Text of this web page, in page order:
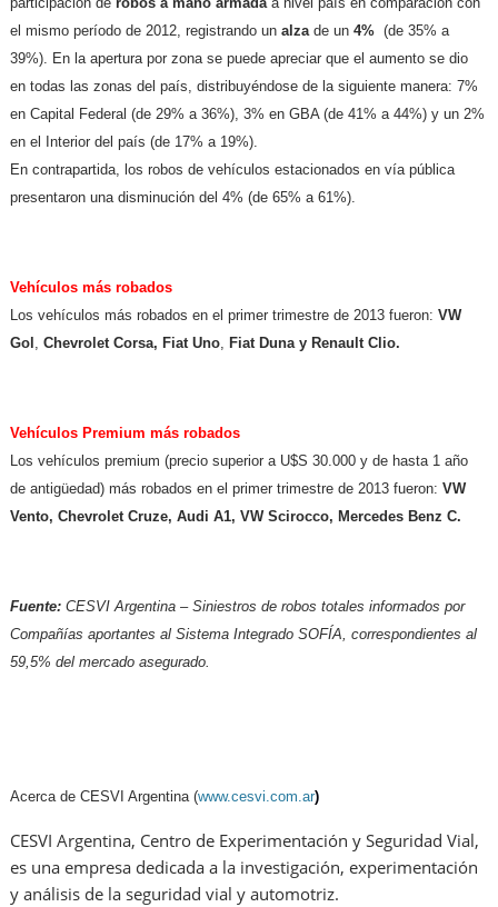
el mismo período de 2012, registrando unalzade un4% (de 35% a
39%). En la apertura por zona se puede apreciar que el aumento se dio
en todas las zonas del país, distribuyéndose de la siguiente manera: 7%
en Capital Federal (de 29% a 36%), 3% en GBA (de 41% a 44%) y un 2%
en el Interior del país (de 17% a 19%).
En contrapartida, los robos de vehículos estacionados en vía pública
presentaron una disminución del 4% (de 65% a 61%).
Vehículos más robados
Los vehículos más robados en el primer trimestre de 2013 fueron:VW
Gol ,Chevrolet Corsa, Fiat Uno, Fiat Duna y Renault Clio.
Vehículos Premium más robados
Los vehículos premium (precio superior a U$S 30.000 y de hasta 1 año
de antigüedad) más robados en el primer trimestre de 2013 fueron:VW
Vento, Chevrolet Cruze, Audi A1, VW Scirocco, Mercedes Benz C.
Fuente: CESVI Argentina – Siniestros de robos totales informados por
Compañías aportantes al Sistema Integrado SOFÍA, correspondientes al
59,5% del mercado asegurado.
Acerca de CESVI Argentina (www.cesvi.com.ar)
CESVI Argentina, Centro de Experimentación y Seguridad Vial,
es una empresa dedicada a la investigación, experimentación
y análisis de la seguridad vial y automotriz.